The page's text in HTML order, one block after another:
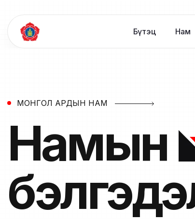
Бүтэц Нам
МОНГОЛ АРДЫН НАМ
Намын